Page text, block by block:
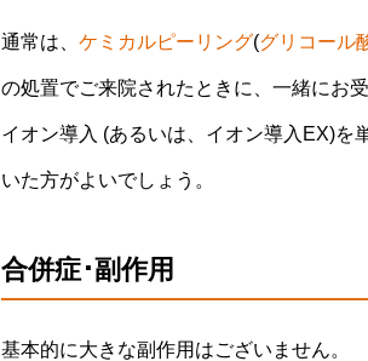
通常は、 ケミカルピーリング(グリコール
の処置でご来院されたときに、一緒にお
イオン導入 (あるいは、イオン導入EX)を
いた方がよいでしょう。
合併症･副作用
基本的に大きな副作用はございません。